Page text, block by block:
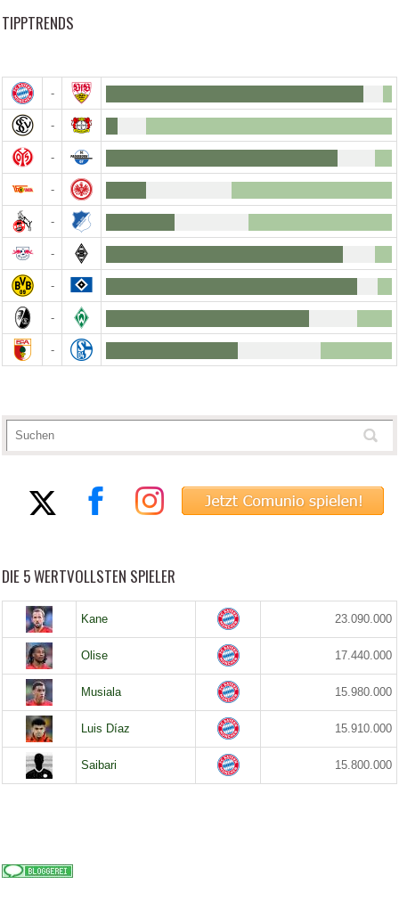
TIPPTRENDS
-
-
-
-
-
-
-
-
-
DIE 5 WERTVOLLSTEN SPIELER
Kane 23.090.000
Olise 17.440.000
Musiala 15.980.000
Luis Díaz 15.910.000
Saibari 15.800.000